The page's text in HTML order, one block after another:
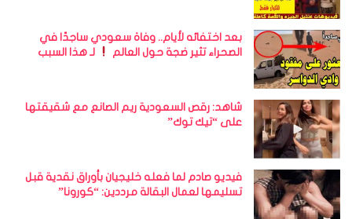
بعد اختفائه لأيام.. وفاة سعودي ساجدًا في
الصحراء تثير ضجة حول العالم
لـ هذا السبب
شاهد: رقص السعودية ريم الصانع مع شقيقتها
على “تيك توك”
فيديو صادم لما فعله خليجيان بأوراق نقدية قبل
تسليمها لعمال البقالة مرددين: “كورونا”